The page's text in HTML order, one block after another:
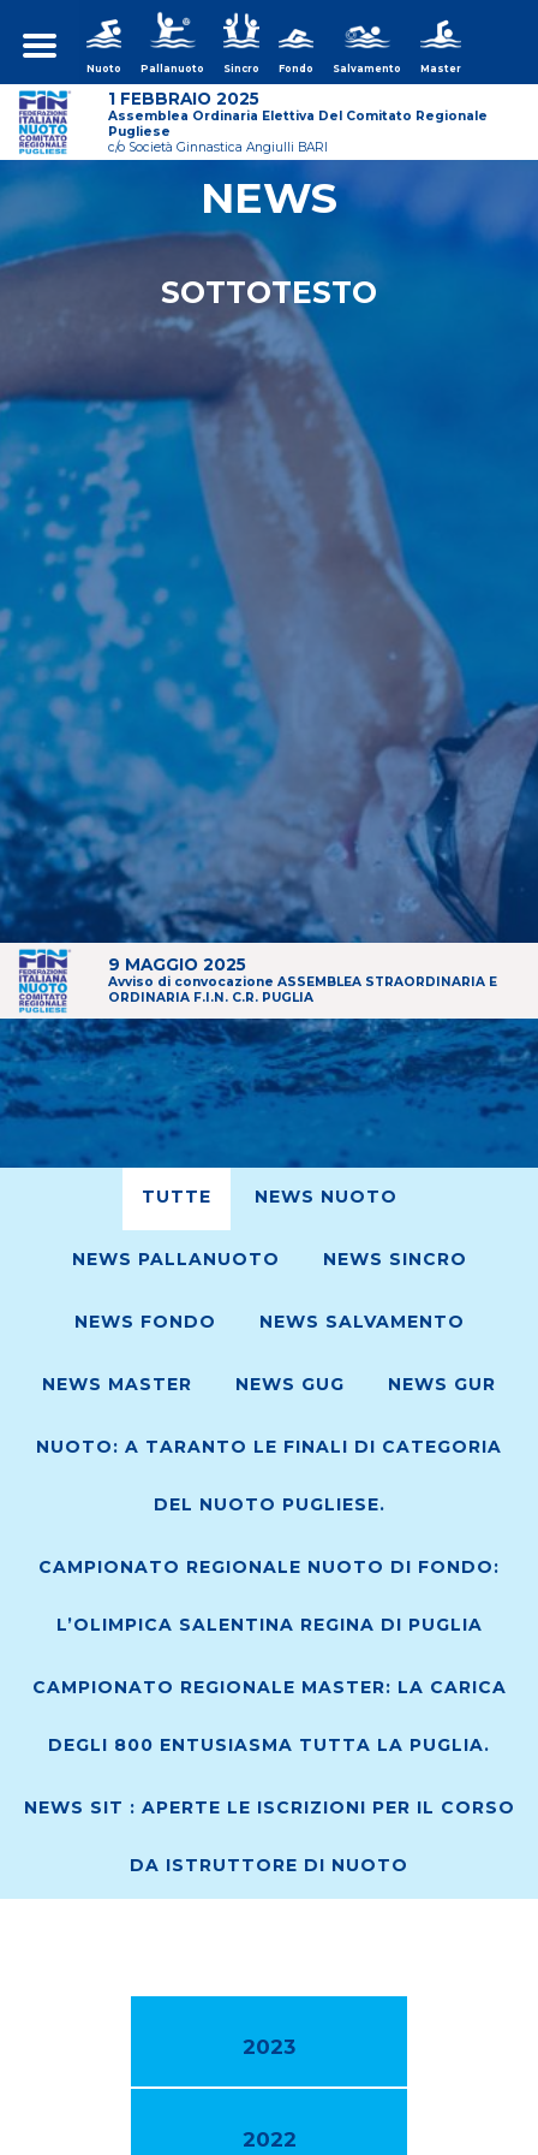
Nuoto Pallanuoto Sincro Fondo Salvamento Master
1 FEBBRAIO 2025
Assemblea Ordinaria Elettiva Del Comitato Regionale
Pugliese
c/o Società Ginnastica Angiulli BARI
9 MAGGIO 2025
Avviso di convocazione ASSEMBLEA STRAORDINARIA E
ORDINARIA F.I.N. C.R. PUGLIA
NEWS
SOTTOTESTO
TUTTE NEWS NUOTO
NEWS PALLANUOTO NEWS SINCRO
NEWS FONDO NEWS SALVAMENTO
NEWS MASTER NEWS GUG NEWS GUR
NUOTO: A TARANTO LE FINALI DI CATEGORIA
DEL NUOTO PUGLIESE.
CAMPIONATO REGIONALE NUOTO DI FONDO:
L’OLIMPICA SALENTINA REGINA DI PUGLIA
CAMPIONATO REGIONALE MASTER: LA CARICA
DEGLI 800 ENTUSIASMA TUTTA LA PUGLIA.
NEWS SIT : APERTE LE ISCRIZIONI PER IL CORSO
DA ISTRUTTORE DI NUOTO
2023
2022
assemblea-